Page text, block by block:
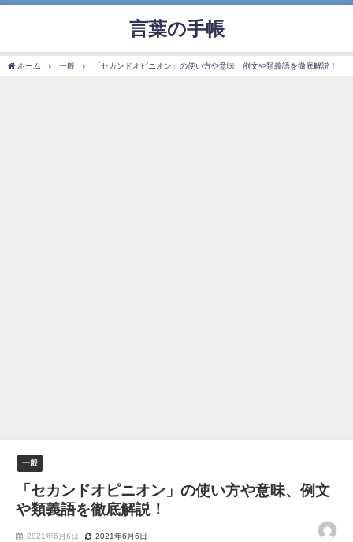
言葉の手帳
ホーム 一般 「セカンドオピニオン」の使い方や意味、例文や類義語を徹底解説！
一般
「セカンドオピニオン」の使い方や意味、例文
や類義語を徹底解説！
2021年6月6日 2021年6月6日